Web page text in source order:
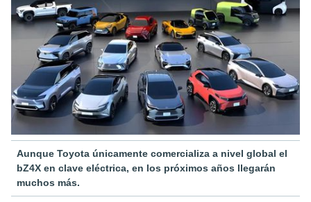
Aunque Toyota únicamente comercializa a nivel global el
bZ4X en clave eléctrica, en los próximos años llegarán
muchos más.